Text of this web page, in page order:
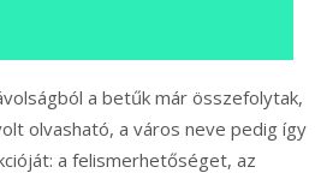
a betűk már összefolytak,
olvasható, a város neve pedig így
a felismerhetőséget, az